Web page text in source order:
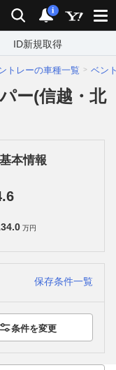
検索 通知
i
ID新規取得
トレーの車種一覧 ベン
ー(信越・北
本情報
万円
保存条件一覧
条件を変更